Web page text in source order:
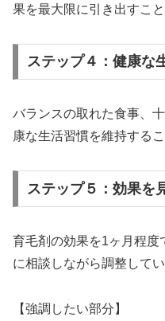
果を最大限に引き出すこと
ステップ４：健康な
バランスの取れた食事、
康な生活習慣を維持する
ステップ５：効果を
育毛剤の効果を1ヶ月程度
に相談しながら調整してい
【強調したい部分】